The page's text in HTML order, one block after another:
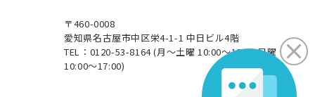
〒460-0008
愛知県名古屋市中区栄4-1-1 中日ビル4階
TEL：0120-53-8164(月～土曜 10:00～19:00 日曜
10:00～17:00)